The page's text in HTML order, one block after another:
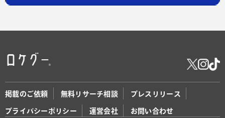
掲載のご依頼 無料リサーチ相談 プレスリリース
プライバシーポリシー 運営会社
お問い合わせ